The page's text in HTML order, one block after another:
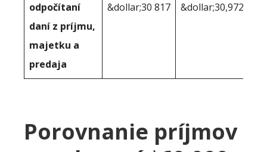
odpočítaní
daní z príjmu,
majetku a
predaja
&dollar;30 817 &dollar;30,972
Porovnanie príjmov